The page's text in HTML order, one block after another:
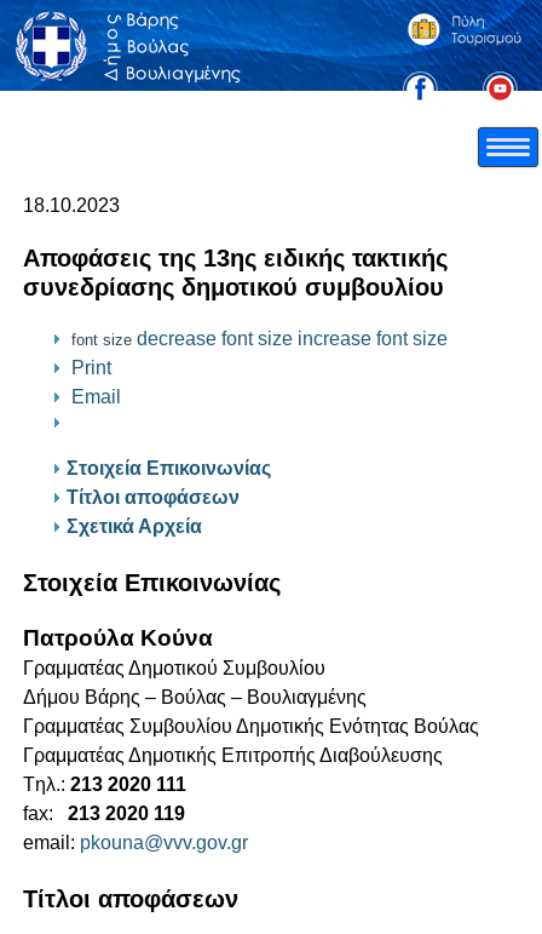
18.10.2023
Αποφάσεις της 13ης ειδικής τακτικής
συνεδρίασης δημοτικού συμβουλίου
font size decrease font size increase font size
Print
Email
Στοιχεία Επικοινωνίας
Τίτλοι αποφάσεων
Σχετικά Αρχεία
Στοιχεία Επικοινωνίας
Πατρούλα Κούνα
Γραμματέας Δημοτικού Συμβουλίου
Δήμου Βάρης – Βούλας – Βουλιαγμένης
Γραμματέας Συμβουλίου Δημοτικής Ενότητας Βούλας
Γραμματέας Δημοτικής Επιτροπής Διαβούλευσης
Tηλ.:213 2020 111
fax:213 2020 119
email: pkouna@vvv.gov.gr
Τίτλοι αποφάσεων